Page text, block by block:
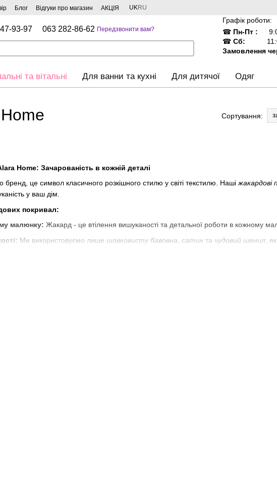
Блог Відгуки про магазин АКЦІЯ UKRU
93-97 063 282-86-62 Передзвонити вам?
Графік роботи:
☎ Пн-Пт :
☎Сб:
Замовлення
та вітальні Для ванни та кухні Для дитячої Одяг
Сортування:
Home: Зачарованість в кожній деталі
бренд, це символ класичного розкішного стилю у світі текстилю. Нашіжакардові
у ваш дім.
покривал:
малюнку: Жакард - це втілення вишуканості та детальної роботи в кожному
Ми використовуємо лише шовковисту бавовна сатин та чудовий шенил ,